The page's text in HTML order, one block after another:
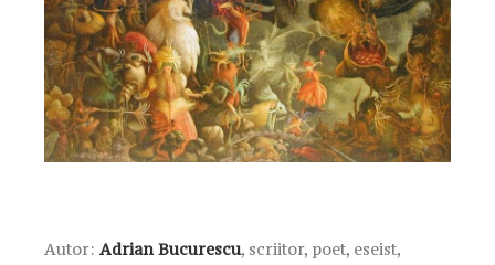
Autor: Adrian Bucurescu, scriitor, poet, eseist,